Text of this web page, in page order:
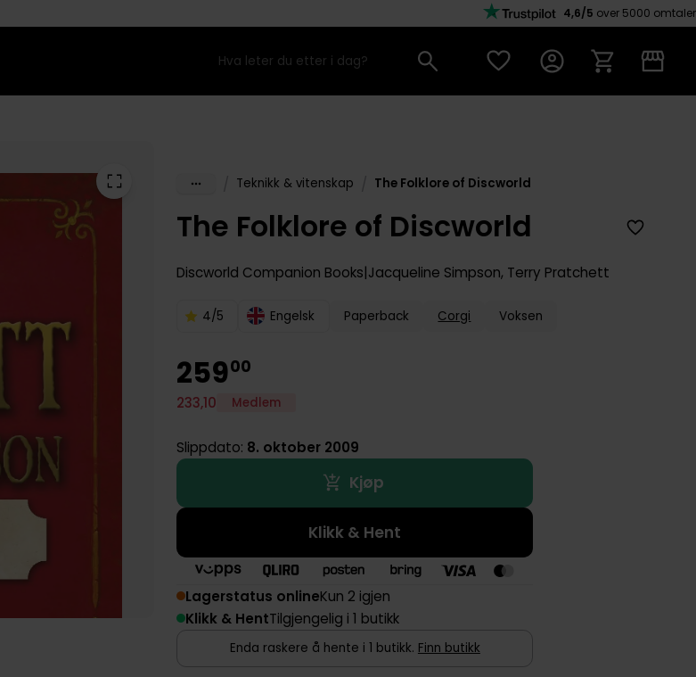
4,6/5 over 5000 omtaler
Teknikk & vitenskap The Folklore of Discworld
The Folklore of Discworld
Discworld Companion Books Jacqueline Simpson, Terry Pratchett
4/5 Engelsk Paperback Corgi Voksen
25900
233,10 Medlem
Slippdato: 8. oktober 2009
Kjøp
Klikk & Hent
Lagerstatus onlineKun 2 igjen
Klikk & HentTilgjengelig i 1 butikk
Enda raskere å hente i 1 butikk. Finn butikk